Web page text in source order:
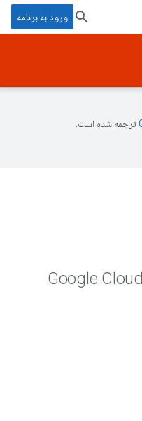
ورود به برنامه
ترجمه شده است.